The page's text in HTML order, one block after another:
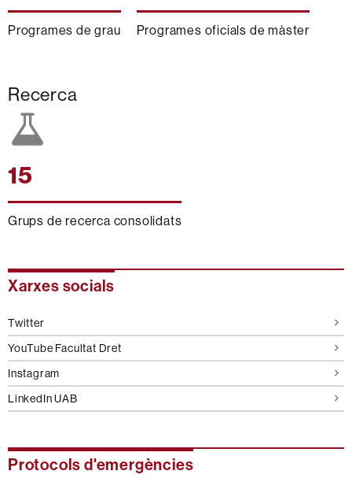
Programes de grau Programes oficials de màster
Recerca
15
Grups de recerca consolidats
Informació
Xarxes socials
Twitter
YouTube Facultat Dret
Instagram
LinkedIn UAB
Protocols d'emergències